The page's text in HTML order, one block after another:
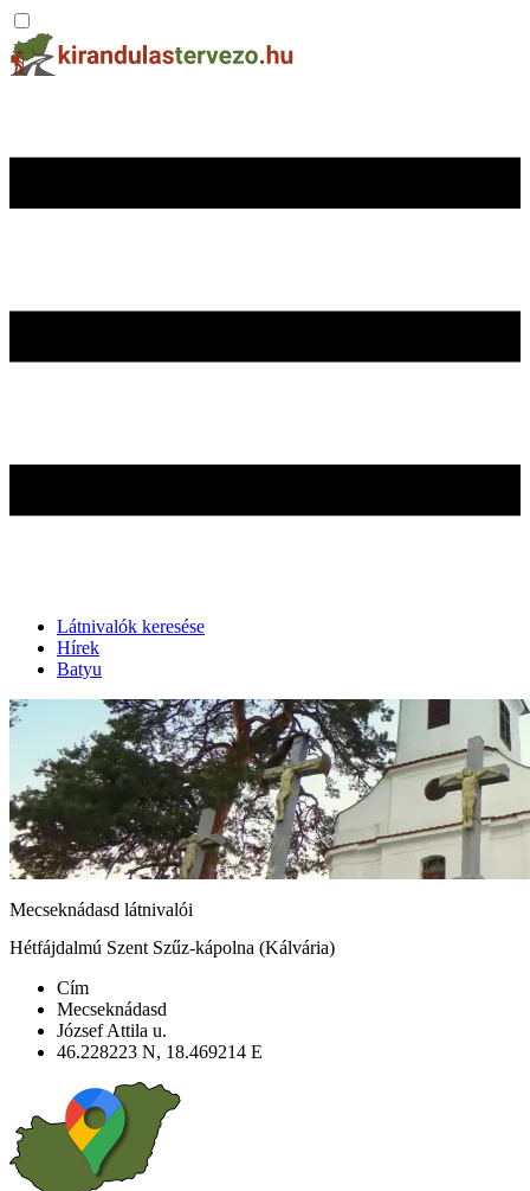
Látnivalók keresése
Hírek
Batyu
Mecseknádasd látnivalói
Hétfájdalmú Szent Szűz-kápolna (Kálvária)
Cím
Mecseknádasd
József Attila u.
46.228223 N, 18.469214 E